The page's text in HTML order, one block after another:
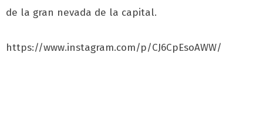
de la gran nevada de la capital.
https://www.instagram.com/p/CJ6CpEsoAWW/